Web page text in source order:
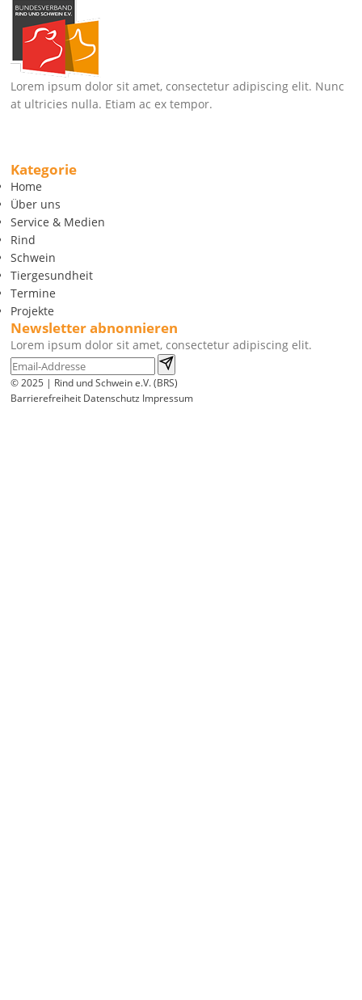
Lorem ipsum dolor sit amet, consectetur adipiscing elit. Nunc
at ultricies nulla. Etiam ac ex tempor.
Kategorie
Home
Über uns
Service & Medien
Rind
Schwein
Tiergesundheit
Termine
Projekte
Newsletter abnonnieren
Lorem ipsum dolor sit amet, consectetur adipiscing elit.
© 2025 | Rind und Schwein e.V. (BRS)
Barrierefreiheit Datenschutz Impressum